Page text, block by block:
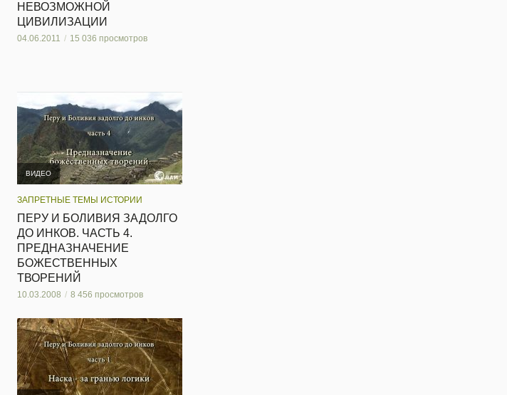
НЕВОЗМОЖНОЙ
ЦИВИЛИЗАЦИИ
04.06.2011 15 036 просмотров
ВИДЕО
ЗАПРЕТНЫЕ ТЕМЫ ИСТОРИИ
ПЕРУ И БОЛИВИЯ ЗАДОЛГО
ДО ИНКОВ. ЧАСТЬ 4.
ПРЕДНАЗНАЧЕНИЕ
БОЖЕСТВЕННЫХ
ТВОРЕНИЙ
10.03.2008 8 456 просмотров